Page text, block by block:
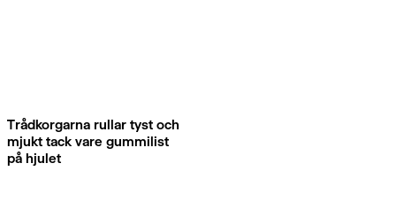
Trådkorgarna rullar tyst och
mjukt tack vare gummilist
på hjulet